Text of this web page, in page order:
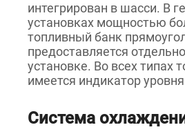
интегрирован в шасси. В
установках мощностью
топливный банк
предоставляется
установке. Во всех типах
имеется индикатор
Система